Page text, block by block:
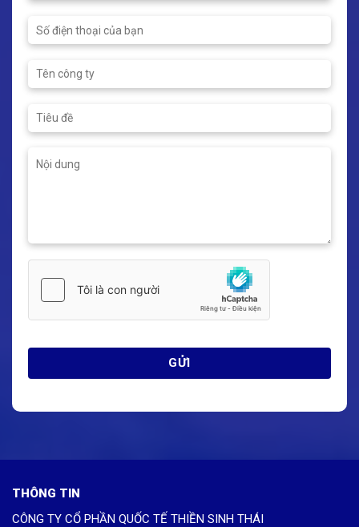
THÔNG TIN
CÔNG TY CỔ PHẦN QUỐC TẾ THIỀN SINH THÁI